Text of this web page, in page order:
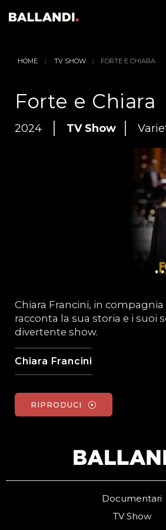
HOME TV SHOW FORTE E CHIARA
Forte e Chiara
2024 TV Show
Chiara Francini, in
racconta la sua storia e i suoi
divertente show.
Chiara Francini
RIPRODUCI
Documentari
TV Show